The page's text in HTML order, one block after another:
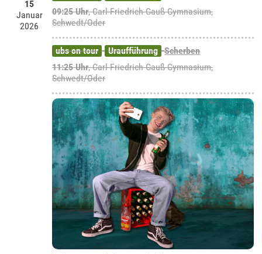
15
Januar
2026
09:25 Uhr,Carl-Friedrich-Gauß-Gymnasium,
Schwedt/Oder
ubs on tour Uraufführung Scherben
11:25 Uhr,Carl-Friedrich-Gauß-Gymnasium,
Schwedt/Oder